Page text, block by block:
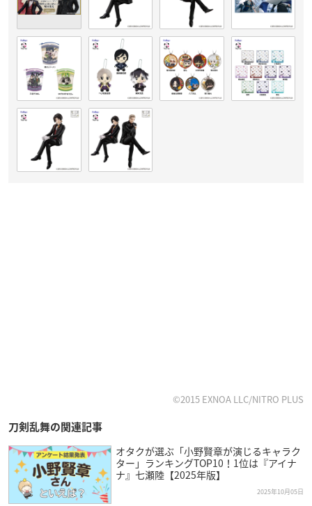
©2015 EXNOA LLC/NITRO PLUS
刀剣乱舞の関連記事
オタクが選ぶ「小野賢章が演じるキャラク
ター」ランキングTOP10！1位は『アイナ
ナ』七瀬陸【2025年版】
2025年10月05日